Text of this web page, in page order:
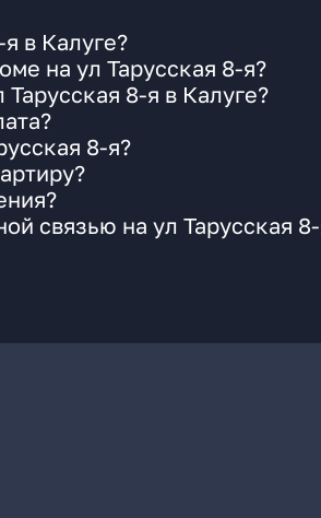
в Калуге?
на ул Тарусская 8-я?
8-я в Калуге?
8-я?
связью на ул Тарусская